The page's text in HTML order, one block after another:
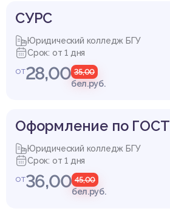
СУРС
Юридический колледж БГУ
Срок: от 1 дня
от28,00 35,00
бел.руб.
Оформление по ГОСТ
Юридический колледж БГУ
Срок: от 1 дня
от36,00 45,00
бел.руб.